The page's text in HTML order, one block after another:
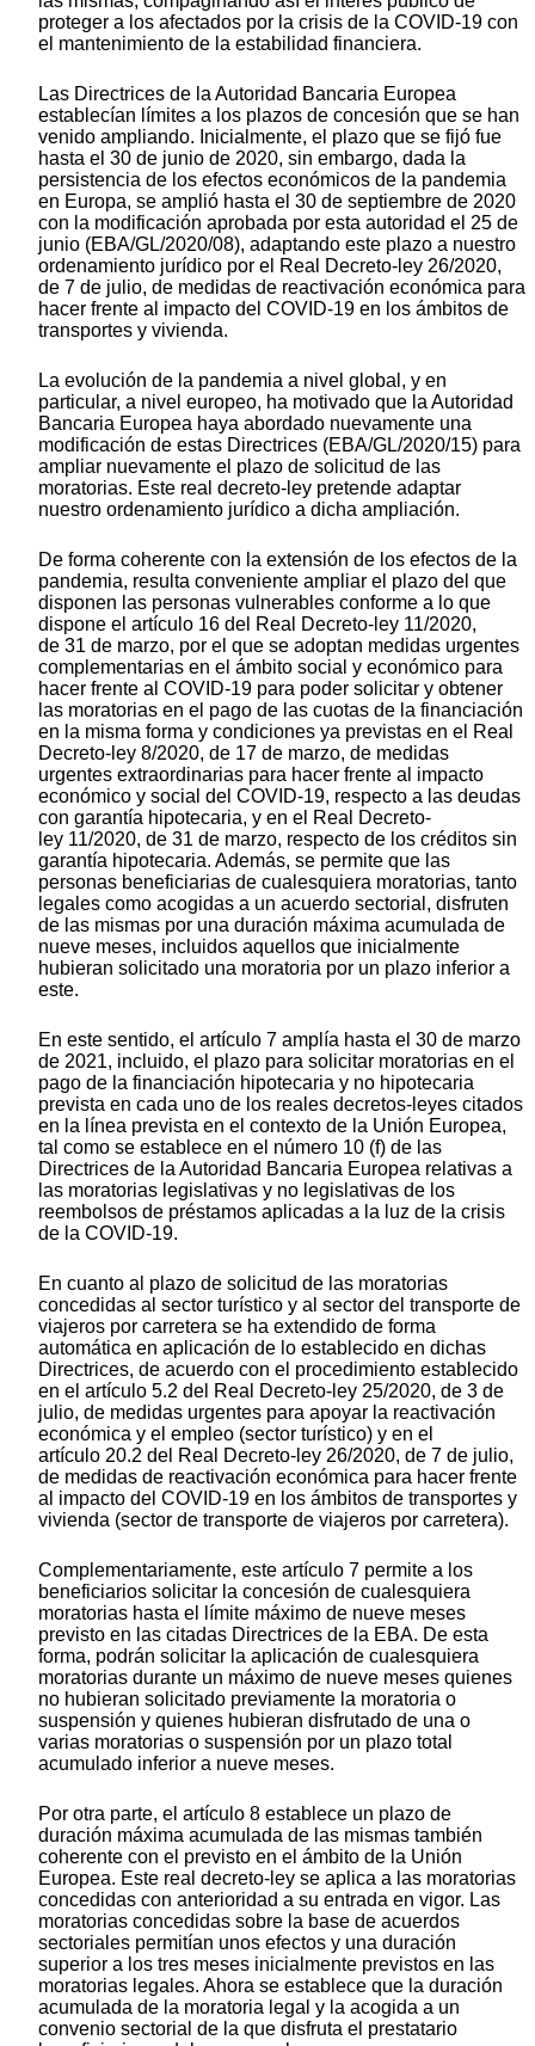
proteger a los afectados por la crisis de la COVID-19 con
el mantenimiento de la estabilidad financiera.
Las Directrices de la Autoridad Bancaria Europea
establecían límites a los plazos de concesión que se han
venido ampliando. Inicialmente, el plazo que se fijó fue
hasta el 30 de junio de 2020, sin embargo, dada la
persistencia de los efectos económicos de la pandemia
en Europa, se amplió hasta el 30 de septiembre de 2020
con la modificación aprobada por esta autoridad el 25 de
junio (EBA/GL/2020/08), adaptando este plazo a nuestro
ordenamiento jurídico por el Real Decreto-ley 26/2020,
de 7 de julio, de medidas de reactivación económica para
hacer frente al impacto del COVID-19 en los ámbitos de
transportes y vivienda.
La evolución de la pandemia a nivel global, y en
particular, a nivel europeo, ha motivado que la Autoridad
Bancaria Europea haya abordado nuevamente una
modificación de estas Directrices (EBA/GL/2020/15) para
ampliar nuevamente el plazo de solicitud de las
moratorias. Este real decreto-ley pretende adaptar
nuestro ordenamiento jurídico a dicha ampliación.
De forma coherente con la extensión de los efectos de la
pandemia, resulta conveniente ampliar el plazo del que
disponen las personas vulnerables conforme a lo que
dispone el artículo 16 del Real Decreto-ley 11/2020,
de 31 de marzo, por el que se adoptan medidas urgentes
complementarias en el ámbito social y económico para
hacer frente al COVID-19 para poder solicitar y obtener
las moratorias en el pago de las cuotas de la financiación
en la misma forma y condiciones ya previstas en el Real
Decreto-ley 8/2020, de 17 de marzo, de medidas
urgentes extraordinarias para hacer frente al impacto
económico y social del COVID-19, respecto a las deudas
con garantía hipotecaria, y en el Real Decreto-
ley 11/2020, de 31 de marzo, respecto de los créditos sin
garantía hipotecaria. Además, se permite que las
personas beneficiarias de cualesquiera moratorias, tanto
legales como acogidas a un acuerdo sectorial, disfruten
de las mismas por una duración máxima acumulada de
nueve meses, incluidos aquellos que inicialmente
hubieran solicitado una moratoria por un plazo inferior a
este.
En este sentido, el artículo 7 amplía hasta el 30 de marzo
de 2021, incluido, el plazo para solicitar moratorias en el
pago de la financiación hipotecaria y no hipotecaria
prevista en cada uno de los reales decretos-leyes citados
en la línea prevista en el contexto de la Unión Europea,
tal como se establece en el número 10 (f) de las
Directrices de la Autoridad Bancaria Europea relativas a
las moratorias legislativas y no legislativas de los
reembolsos de préstamos aplicadas a la luz de la crisis
de la COVID-19.
En cuanto al plazo de solicitud de las moratorias
concedidas al sector turístico y al sector del transporte de
viajeros por carretera se ha extendido de forma
automática en aplicación de lo establecido en dichas
Directrices, de acuerdo con el procedimiento establecido
en el artículo 5.2 del Real Decreto-ley 25/2020, de 3 de
julio, de medidas urgentes para apoyar la reactivación
económica y el empleo (sector turístico) y en el
artículo 20.2 del Real Decreto-ley 26/2020, de 7 de julio,
de medidas de reactivación económica para hacer frente
al impacto del COVID-19 en los ámbitos de transportes y
vivienda (sector de transporte de viajeros por carretera).
Complementariamente, este artículo 7 permite a los
beneficiarios solicitar la concesión de cualesquiera
moratorias hasta el límite máximo de nueve meses
previsto en las citadas Directrices de la EBA. De esta
forma, podrán solicitar la aplicación de cualesquiera
moratorias durante un máximo de nueve meses quienes
no hubieran solicitado previamente la moratoria o
suspensión y quienes hubieran disfrutado de una o
varias moratorias o suspensión por un plazo total
acumulado inferior a nueve meses.
Por otra parte, el artículo 8 establece un plazo de
duración máxima acumulada de las mismas también
coherente con el previsto en el ámbito de la Unión
Europea. Este real decreto-ley se aplica a las moratorias
concedidas con anterioridad a su entrada en vigor. Las
moratorias concedidas sobre la base de acuerdos
sectoriales permitían unos efectos y una duración
superior a los tres meses inicialmente previstos en las
moratorias legales. Ahora se establece que la duración
acumulada de la moratoria legal y la acogida a un
convenio sectorial de la que disfruta el prestatario